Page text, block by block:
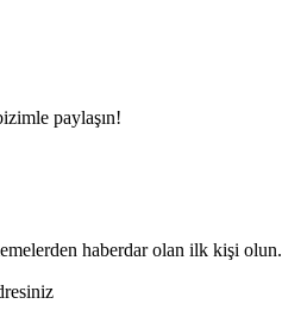
paylaşın!
haberdar olan ilk kişi olun.